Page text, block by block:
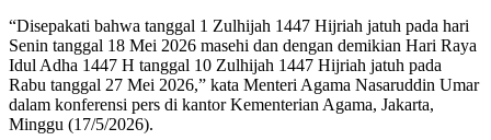
“Disepakati bahwa tanggal 1 Zulhijah 1447 Hijriah jatuh pada hari
Senin tanggal 18 Mei 2026 masehi dan dengan demikian Hari Raya
Idul Adha 1447 H tanggal 10 Zulhijah 1447 Hijriah jatuh pada
Rabu tanggal 27 Mei 2026,” kata Menteri Agama Nasaruddin Umar
dalam konferensi pers di kantor Kementerian Agama, Jakarta,
Minggu (17/5/2026).